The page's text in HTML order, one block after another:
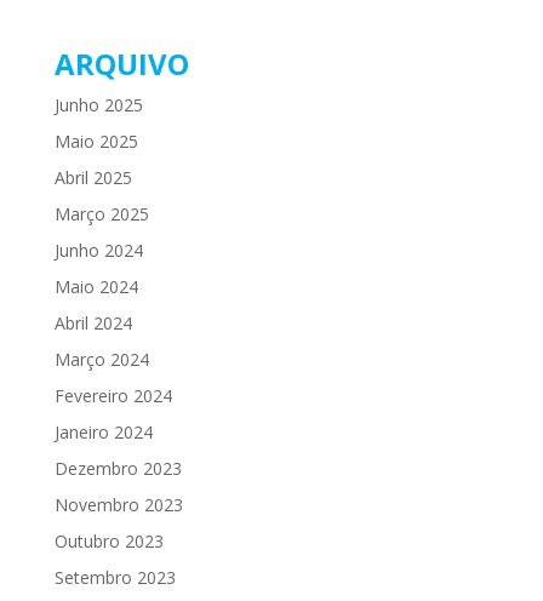
ARQUIVO
Junho 2025
Maio 2025
Abril 2025
Março 2025
Junho 2024
Maio 2024
Abril 2024
Março 2024
Fevereiro 2024
Janeiro 2024
Dezembro 2023
Novembro 2023
Outubro 2023
Setembro 2023